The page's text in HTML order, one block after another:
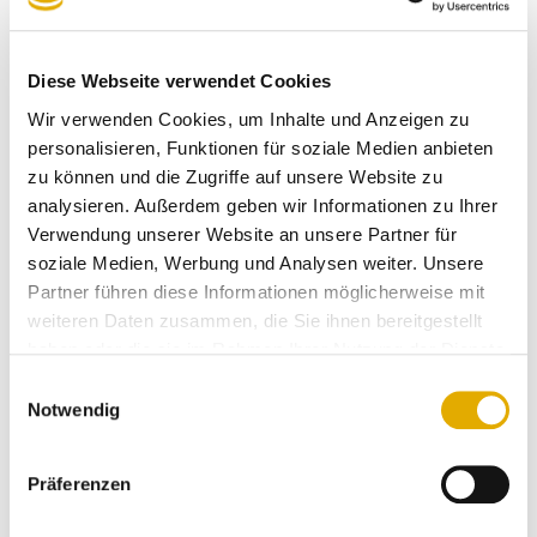
Diese Webseite verwendet Cookies
Wir verwenden Cookies, um Inhalte und Anzeigen zu
personalisieren, Funktionen für soziale Medien anbieten
zu können und die Zugriffe auf unsere Website zu
analysieren. Außerdem geben wir Informationen zu Ihrer
Verwendung unserer Website an unsere Partner für
soziale Medien, Werbung und Analysen weiter. Unsere
Partner führen diese Informationen möglicherweise mit
weiteren Daten zusammen, die Sie ihnen bereitgestellt
Notwendig
Präferenzen
Die Kunden von Möbelstadt Sommerlad berichten
Über750 Kundenhaben Möbelstadt Sommerlad in
Gießen anonym bewertet und das Ergebnis der
Kundenzufriedenheit ist sensationell. Das Institut
SERVICE-CHECK ermittelte dabei einen Spitzenwert
Gesamt-Note 1,87.
Diese hohe Kundenbegeisterung und die
auch in zahlreichen Bewertungen der Kunden wieder.